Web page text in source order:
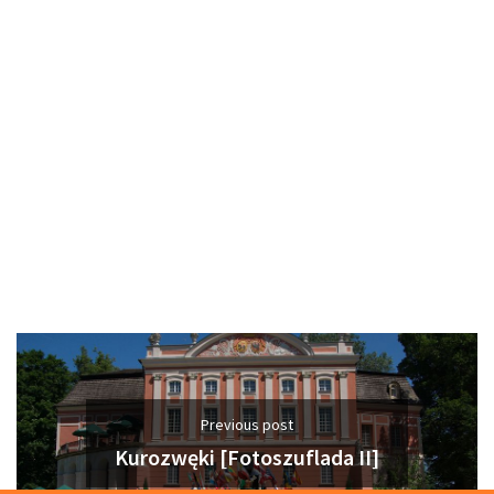
Previous post
Kurozwęki [Fotoszuflada II]